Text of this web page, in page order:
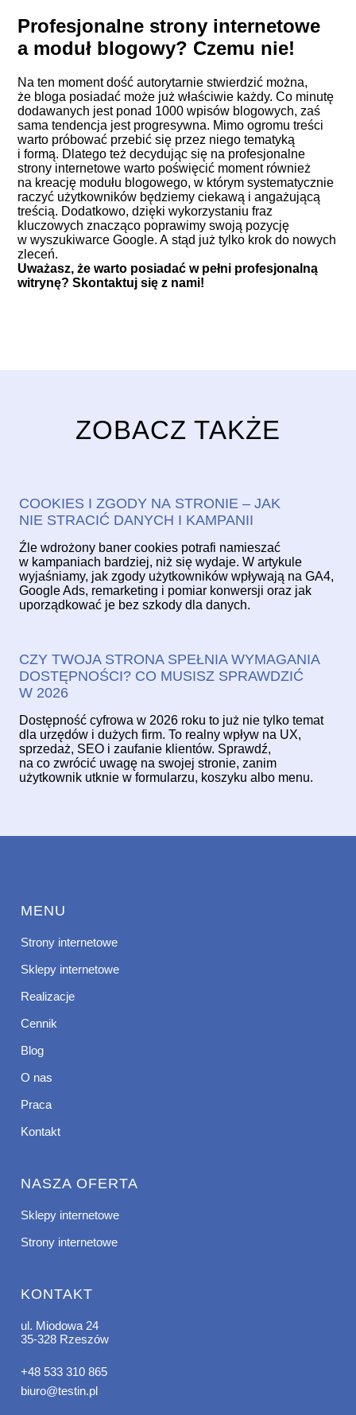
Profesjonalne strony internetowe
a moduł blogowy? Czemu nie!
Na ten moment dość autorytarnie stwierdzić można,
że bloga posiadać może już właściwie każdy. Co minutę
dodawanych jest ponad 1000 wpisów blogowych, zaś
sama tendencja jest progresywna. Mimo ogromu treści
warto próbować przebić się przez niego tematyką
i formą. Dlatego też decydując się na profesjonalne
strony internetowe warto poświęcić moment również
na kreację modułu blogowego, w którym systematycznie
raczyć użytkowników będziemy ciekawą i angażującą
treścią. Dodatkowo, dzięki wykorzystaniu fraz
kluczowych znacząco poprawimy swoją pozycję
w wyszukiwarce Google. A stąd już tylko krok do nowych
zleceń.
Uważasz, że warto posiadać w pełni profesjonalną
witrynę?Skontaktuj się z nami!
ZOBACZ TAKŻE
COOKIES I ZGODY NA STRONIE – JAK
NIE STRACIĆ DANYCH I KAMPANII
Źle wdrożony baner cookies potrafi namieszać
w kampaniach bardziej, niż się wydaje. W artykule
wyjaśniamy, jak zgody użytkowników wpływają na GA4,
Google Ads, remarketing i pomiar konwersji oraz jak
uporządkować je bez szkody dla danych.
CZY TWOJA STRONA SPEŁNIA WYMAGANIA
DOSTĘPNOŚCI? CO MUSISZ SPRAWDZIĆ
W 2026
Dostępność cyfrowa w 2026 roku to już nie tylko temat
dla urzędów i dużych firm. To realny wpływ na UX,
sprzedaż, SEO i zaufanie klientów. Sprawdź,
na co zwrócić uwagę na swojej stronie, zanim
użytkownik utknie w formularzu, koszyku albo menu.
MENU
Strony internetowe
Sklepy internetowe
Realizacje
Cennik
Blog
O nas
Praca
Kontakt
NASZA OFERTA
Sklepy internetowe
Strony internetowe
KONTAKT
ul. Miodowa 24
35-328 Rzeszów
+48 533 310 865
biuro@testin.pl